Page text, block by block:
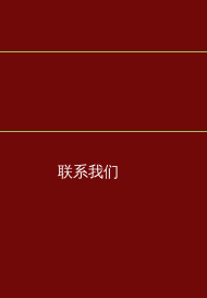
联系我们